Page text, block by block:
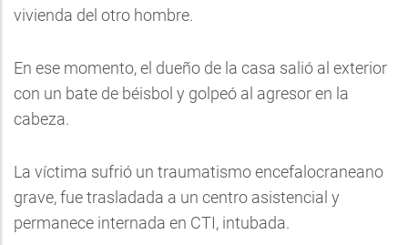
vivienda del otro hombre.
En ese momento, el dueño de la casa salió al exterior
con un bate de béisbol y golpeó al agresor en la
cabeza.
La víctima sufrió un traumatismo encefalocraneano
grave, fue trasladada a un centro asistencial y
permanece internada en CTI, intubada.